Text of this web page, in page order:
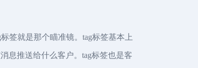
签就是那个瞄准镜。tag标签基本上
息推送给什么客户。tag标签也是客